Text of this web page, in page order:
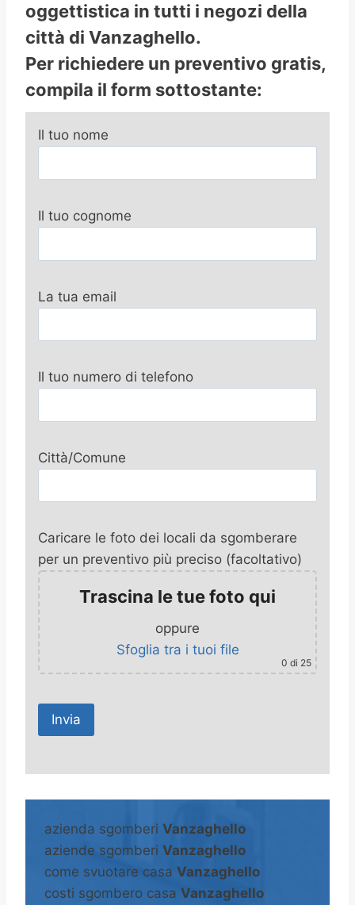
oggettistica in tutti i negozi della
città di Vanzaghello.
Per richiedere un preventivo gratis,
compila il form sottostante:
Il tuo nome
Il tuo cognome
La tua email
Il tuo numero di telefono
Città/Comune
Caricare le foto dei locali da sgomberare
per un preventivo più preciso (facoltativo)
Trascina le tue foto qui
oppure
Sfoglia tra i tuoi file
0 di 25
A
e
n
a
azienda sgomberi Vanzaghello
aziende sgomberi Vanzaghello
come svuotare casa Vanzaghello
costi sgombero casa Vanzaghello